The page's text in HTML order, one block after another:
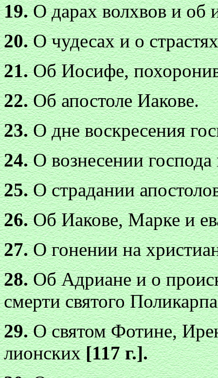
19.О дарах волхвов и об
20.О чудесах и о
21.Об Иосифе,
22.Об апостоле Иакове.
23.О дне воскресения
24.О вознесении
25.О страдании
26.Об Иакове, Марке и
27.О гонении на
28.Об Адриане и о
смерти святого
29.О святом Фотине,
лионских[117 г.].